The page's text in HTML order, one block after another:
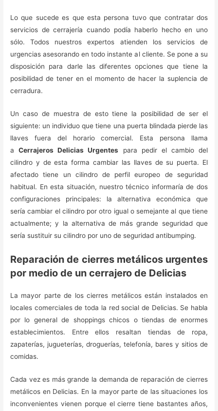
Lo que sucede es que esta persona tuvo que contratar dos
servicios de cerrajería cuando podía haberlo hecho en uno
sólo. Todos nuestros expertos atienden los servicios de
urgencias asesorando en todo instante al cliente. Se pone a su
disposición para darle las diferentes opciones que tiene la
posibilidad de tener en el momento de hacer la suplencia de
cerradura.
Un caso de muestra de esto tiene la posibilidad de ser el
siguiente: un individuo que tiene una puerta blindada pierde las
llaves fuera del horario comercial. Esta persona llama
aCerrajeros Delicias Urgentes para pedir el cambio del
cilindro y de esta forma cambiar las llaves de su puerta. El
afectado tiene un cilindro de perfil europeo de seguridad
habitual. En esta situación, nuestro técnico informaría de dos
configuraciones principales: la alternativa económica que
sería cambiar el cilindro por otro igual o semejante al que tiene
actualmente; y la alternativa de más grande seguridad que
sería sustituir su cilindro por uno de seguridad antibumping.
Reparación de cierres metálicos urgentes
por medio de un cerrajero de Delicias
La mayor parte de los cierres metálicos están instalados en
locales comerciales de toda la red social de Delicias. Se habla
por lo general de shoppings chicos o tiendas de enormes
establecimientos. Entre ellos resaltan tiendas de ropa,
zapaterías, jugueterías, droguerías, telefonía, bares y sitios de
comidas.
Cada vez es más grande la demanda de reparación de cierres
metálicos en Delicias. En la mayor parte de las situaciones los
inconvenientes vienen porque el cierre tiene bastantes años,